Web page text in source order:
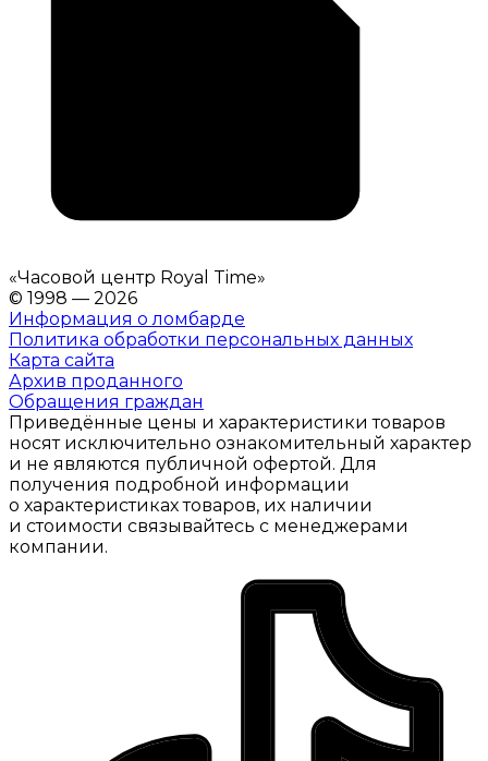
«Часовой центр Royal Time»
© 1998 — 2026
Информация о ломбарде
Политика обработки персональных данных
Карта сайта
Архив проданного
Обращения граждан
Приведённые цены и характеристики товаров
носят исключительно ознакомительный характер
и не являются публичной офертой. Для
получения подробной информации
о характеристиках товаров, их наличии
и стоимости связывайтесь с менеджерами
компании.